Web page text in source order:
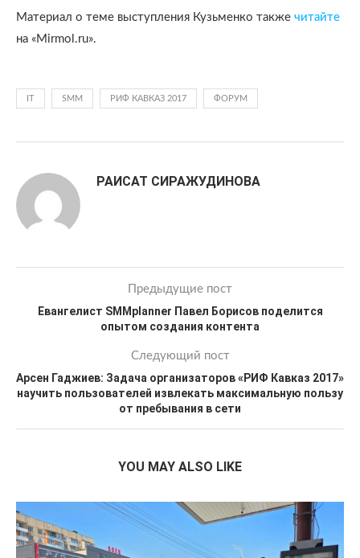
Материал о теме выступления Кузьменко также читайте
на «Mirmol.ru».
IT SMM РИФ КАВКАЗ 2017 ФОРУМ
РАИСАТ СИРАЖУДИНОВА
Предыдущие пост
Евангелист SMMplanner Павел Борисов поделится
опытом создания контента
Следующий пост
Арсен Гаджиев: Задача организаторов «РИФ Кавказ 2017»
научить пользователей извлекать максимальную пользу
от пребывания в сети
YOU MAY ALSO LIKE